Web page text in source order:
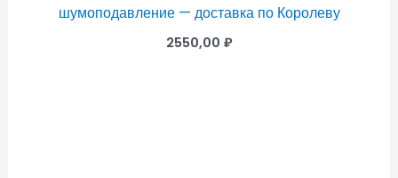
шумоподавление — доставка по Королеву
2550,00 ₽